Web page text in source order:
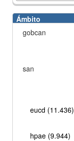
Ámbito
gobcan
san
eucd (11.436)
hpae (9.944)